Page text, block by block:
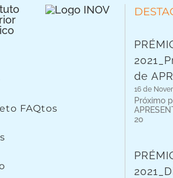
FAQtos
de
16 de
Próximo
20